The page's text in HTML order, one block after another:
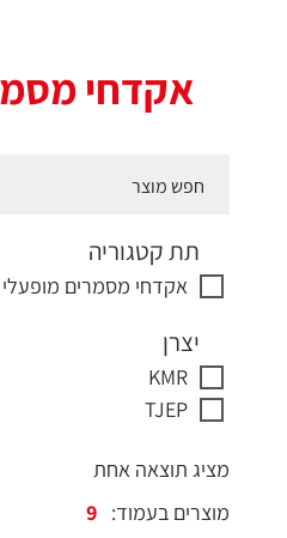
אקדחי
מציג תוצאה אחת
מוצרים בעמוד:
תת קטגוריה
אקדחי מסמרים מופעלי
יצרן
KMR
TJEP